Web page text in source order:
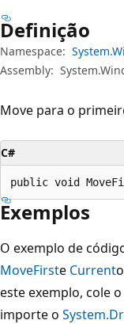
Definição
Namespace:
Assembly:
Move para o
C#
public void
Exemplos
O exemplo de
MoveFirste Current
este exemplo, cole
importe o